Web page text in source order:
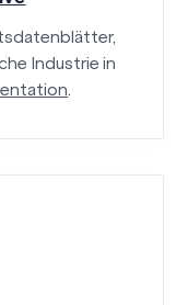
Industrie in
.